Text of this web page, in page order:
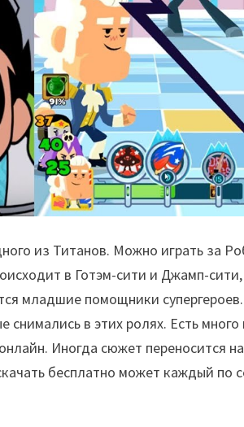
из Титанов. Можно играть за
в Готэм-сити и Джамп-
младшие помощники
снимались в этих ролях. Есть
Иногда сюжет переносится
бесплатно может каждый по